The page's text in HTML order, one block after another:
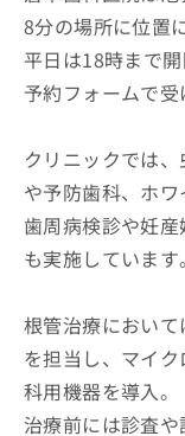
8分の場所に位置
平日は18時まで
予約フォームで受
クリニックでは
や予防歯科、ホワ
歯周病検診や妊
も実施しています。
根管治療におい
を担当し、マイ
科用機器を導入。
治療前には診査